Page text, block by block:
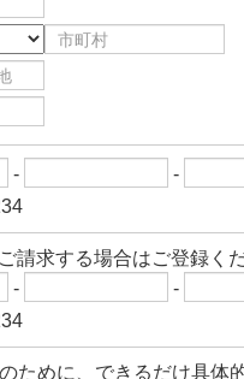
-
-
請求する場合はご登録くだ
-
-
ために、できるだけ具体